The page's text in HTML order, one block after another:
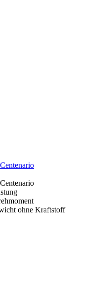
ohne Kraftstoff